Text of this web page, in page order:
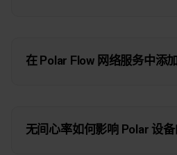
在 Polar Flow 网络服务中添
无间心率如何影响 Polar 设备